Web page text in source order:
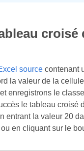
croisé
sourcecontenant
la valeur de la
enregistrons le
le tableau
entrant la valeur 20
en cliquant sur le